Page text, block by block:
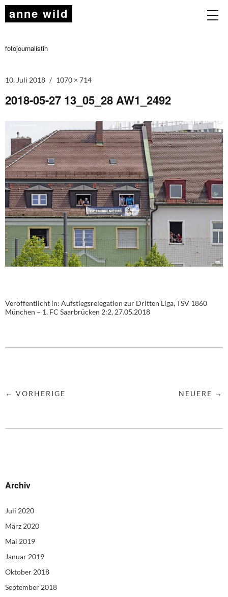
anne wild
fotojournalistin
10. Juli 2018 1070 × 714
2018-05-27 13_05_28 AW1_2492
Veröffentlicht in: Aufstiegsrelegation zur Dritten Liga, TSV 1860
München – 1. FC Saarbrücken 2:2, 27.05.2018
← VORHERIGE NEUERE →
Archiv
Juli 2020
März 2020
Mai 2019
Januar 2019
Oktober 2018
September 2018